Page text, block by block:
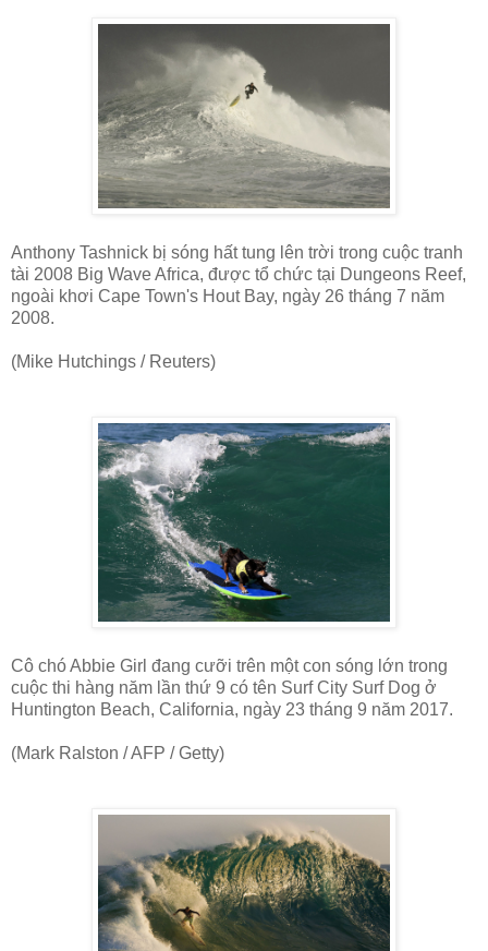
Anthony Tashnick bị sóng hất tung lên trời trong cuộc tranh
tài 2008 Big Wave Africa, được tổ chức tại Dungeons Reef,
ngoài khơi Cape Town's Hout Bay, ngày 26 tháng 7 năm
2008.
(Mike Hutchings / Reuters)
Cô chó Abbie Girl đang cưỡi trên một con sóng lớn trong
cuộc thi hàng năm lần thứ 9 có tên Surf City Surf Dog ở
Huntington Beach, California, ngày 23 tháng 9 năm 2017.
(Mark Ralston / AFP / Getty)